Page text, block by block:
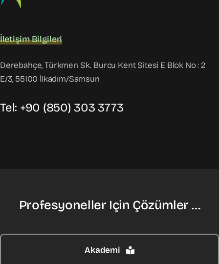
İletişim Bilgileri
Derebahçe, Türkmen Sk. Burcu Kent Sitesi E Blok No : 2
E/3, 55100 İlkadım/Samsun
Tel: +90 (850) 303 3773
Profesyoneller Için Çözümler …
Akademi